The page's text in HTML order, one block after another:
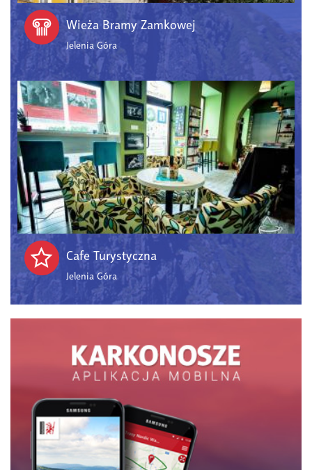
Wieża Bramy Zamkowej
Jelenia Góra
Cafe Turystyczna
Jelenia Góra